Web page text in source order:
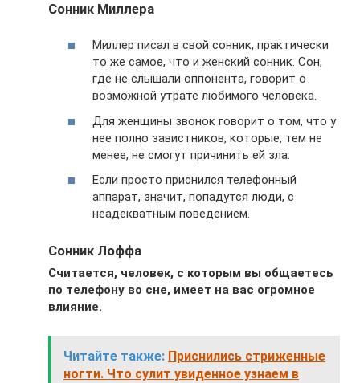
Сонник Миллера
Миллер писал в свой сонник, практически
то же самое, что и женский сонник. Сон,
где не слышали оппонента, говорит о
возможной утрате любимого человека.
Для женщины звонок говорит о том, что у
нее полно завистников, которые, тем не
менее, не смогут причинить ей зла.
Если просто приснился телефонный
аппарат, значит, попадутся люди, с
неадекватным поведением.
Сонник Лоффа
Считается, человек, с которым вы общаетесь
по телефону во сне, имеет на вас огромное
влияние.
Читайте также: Приснились стриженные
ногти. Что сулит увиденное узнаем в